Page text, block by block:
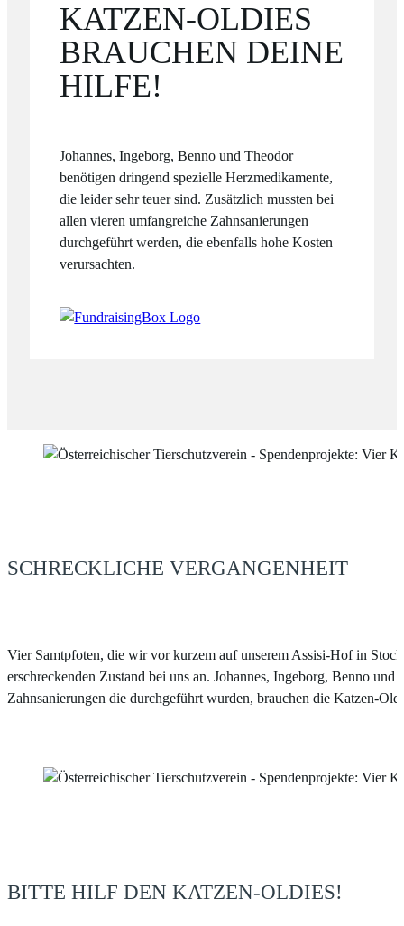
KATZEN-OLDIES
BRAUCHEN DEINE
HILFE!
Johannes, Ingeborg, Benno und Theodor
benötigen dringend spezielle Herzmedikamente,
die leider sehr teuer sind. Zusätzlich mussten bei
allen vieren umfangreiche Zahnsanierungen
durchgeführt werden, die ebenfalls hohe Kosten
verursachten.
SCHRECKLICHE VERGANGENHEIT
Vier Samtpfoten, die wir vor kurzem auf unserem Assisi-Hof in
erschreckenden Zustand bei uns an. Johannes, Ingeborg, Benno
Zahnsanierungen die durchgeführt wurden, brauchen die Katzen-
BITTE HILF DEN KATZEN-OLDIES!